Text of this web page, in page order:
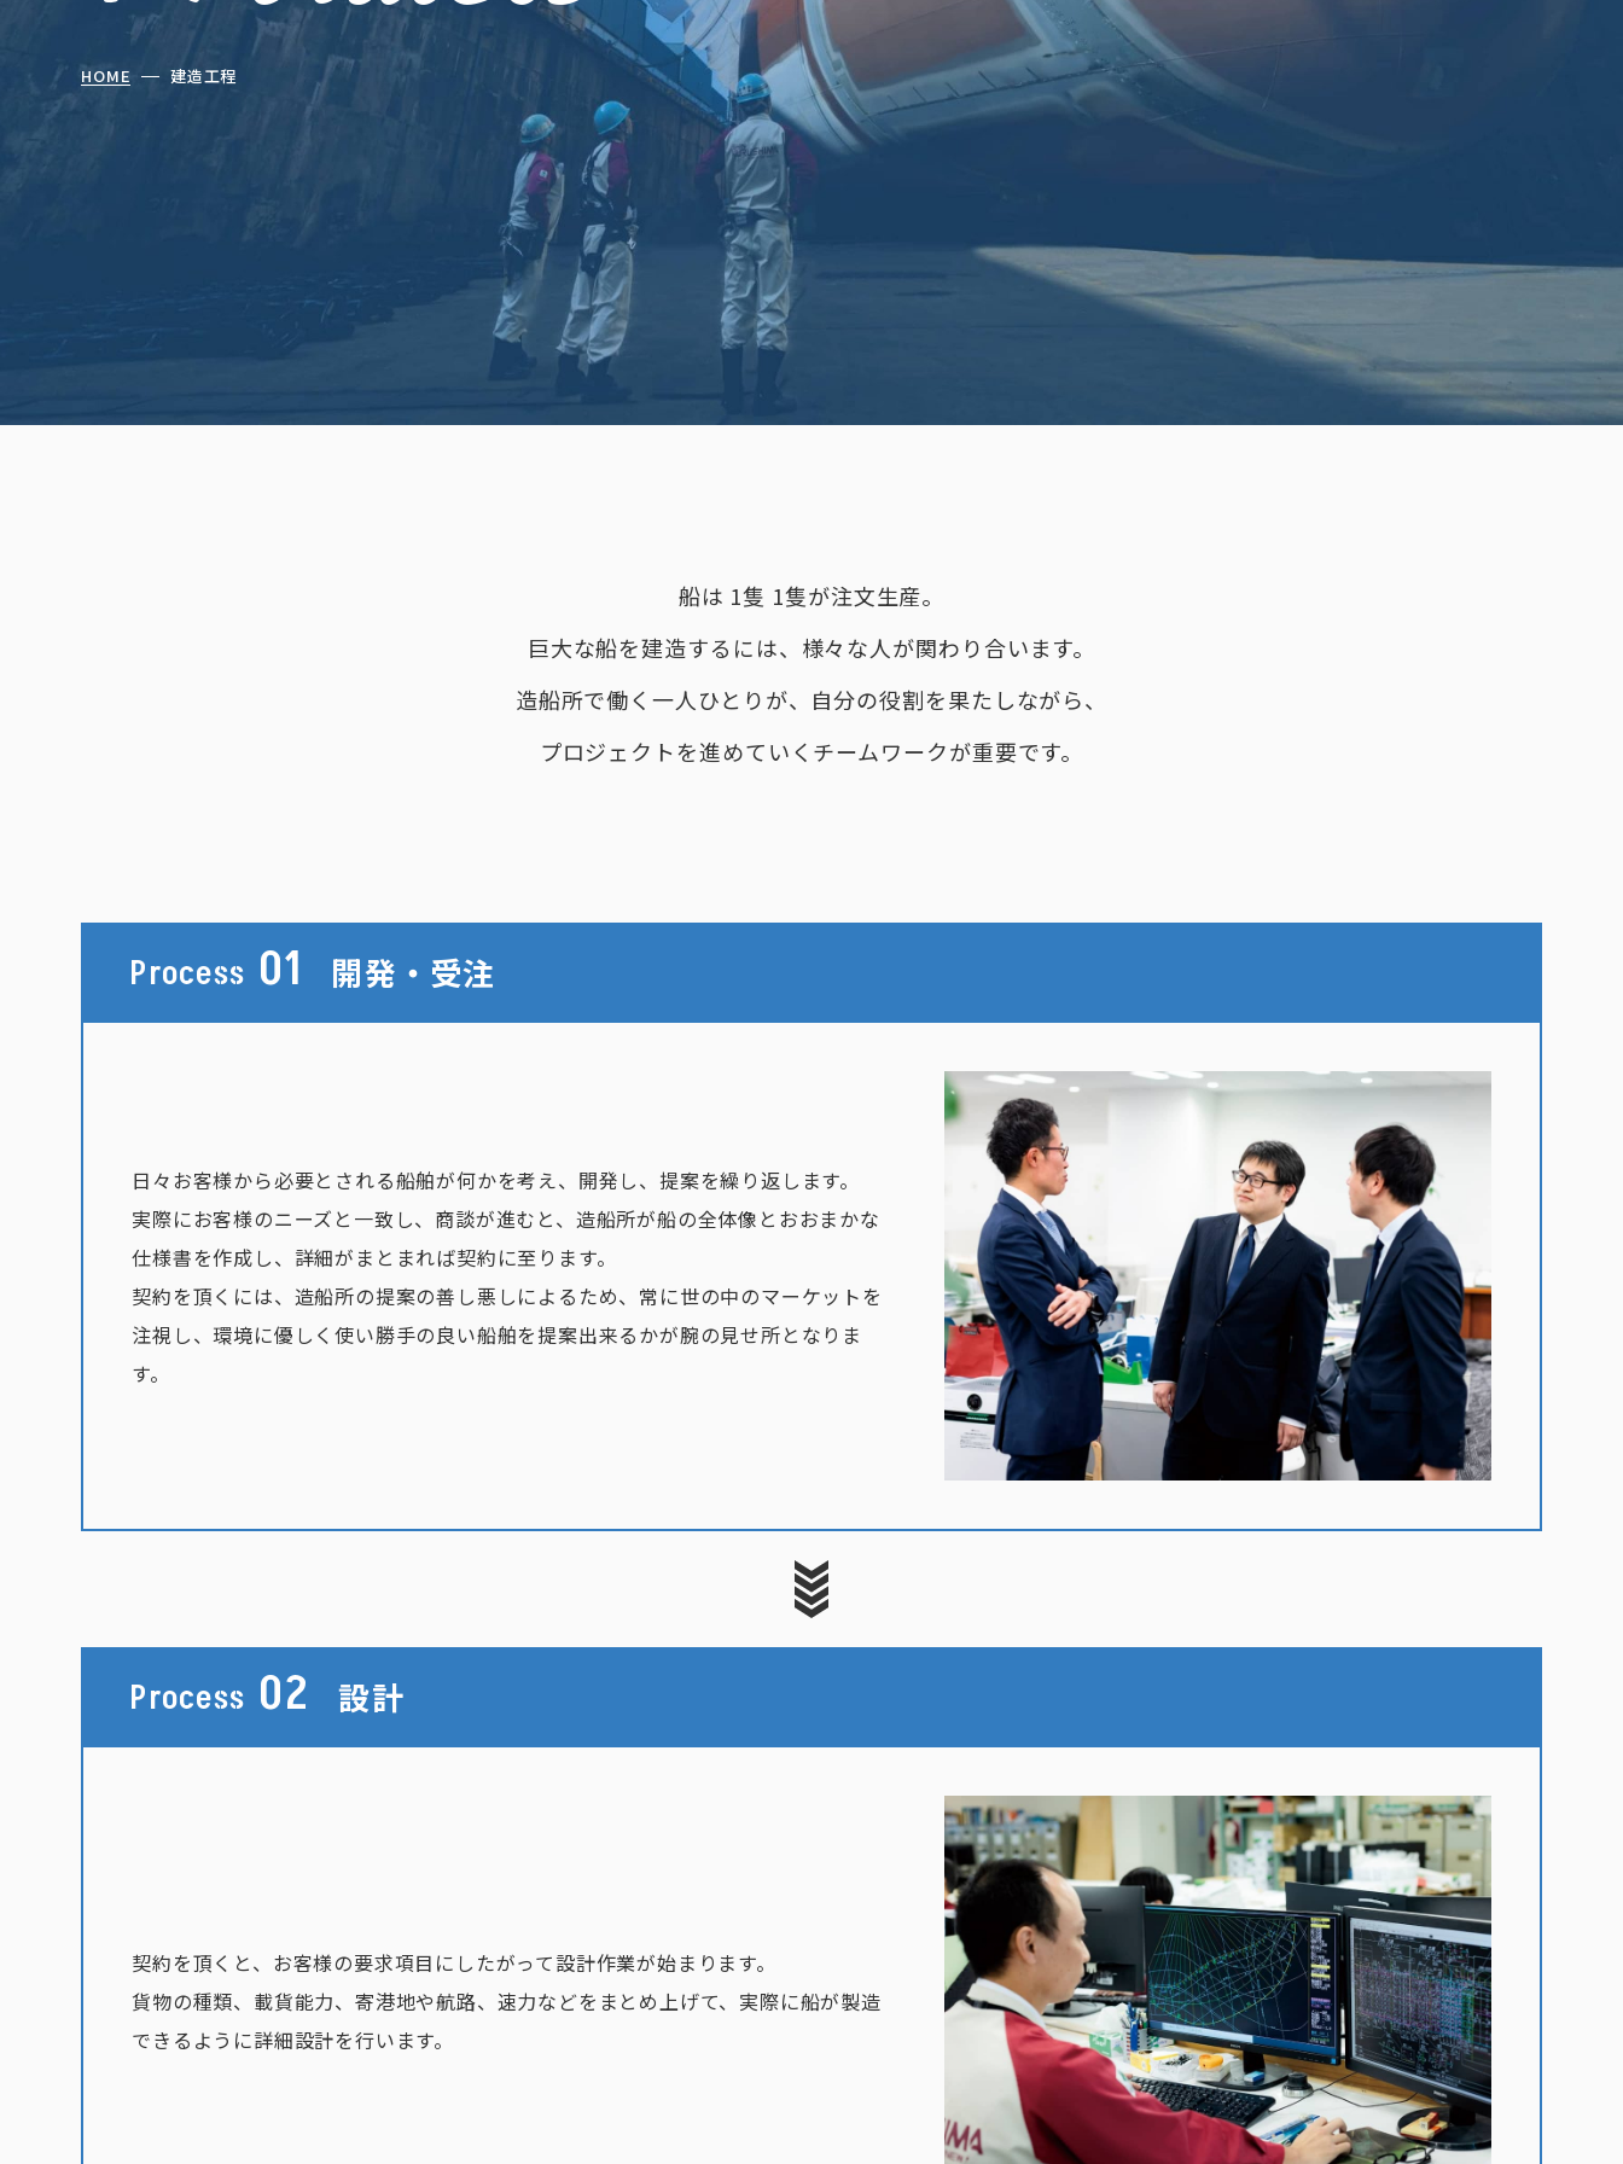
HOME 建造工程
船は 1隻 1隻が注文生産。
巨大な船を建造するには、様々な人が関わり合います。
造船所で働く一人ひとりが、自分の役割を果たしながら、
プロジェクトを進めていくチームワークが重要です。
Process 01 開発・受注
日々お客様から必要とされる船舶が何かを考え、開発し、提案を繰り返します。
実際にお客様のニーズと一致し、商談が進むと、造船所が船の全体像とおおまかな
仕様書を作成し、詳細がまとまれば契約に至ります。
契約を頂くには、造船所の提案の善し悪しによるため、常に世の中のマーケットを
注視し、環境に優しく使い勝手の良い船舶を提案出来るかが腕の見せ所となりま
す。
Process 02 設計
契約を頂くと、お客様の要求項目にしたがって設計作業が始まります。
貨物の種類、載貨能力、寄港地や航路、速力などをまとめ上げて、実際に船が製造
できるように詳細設計を行います。